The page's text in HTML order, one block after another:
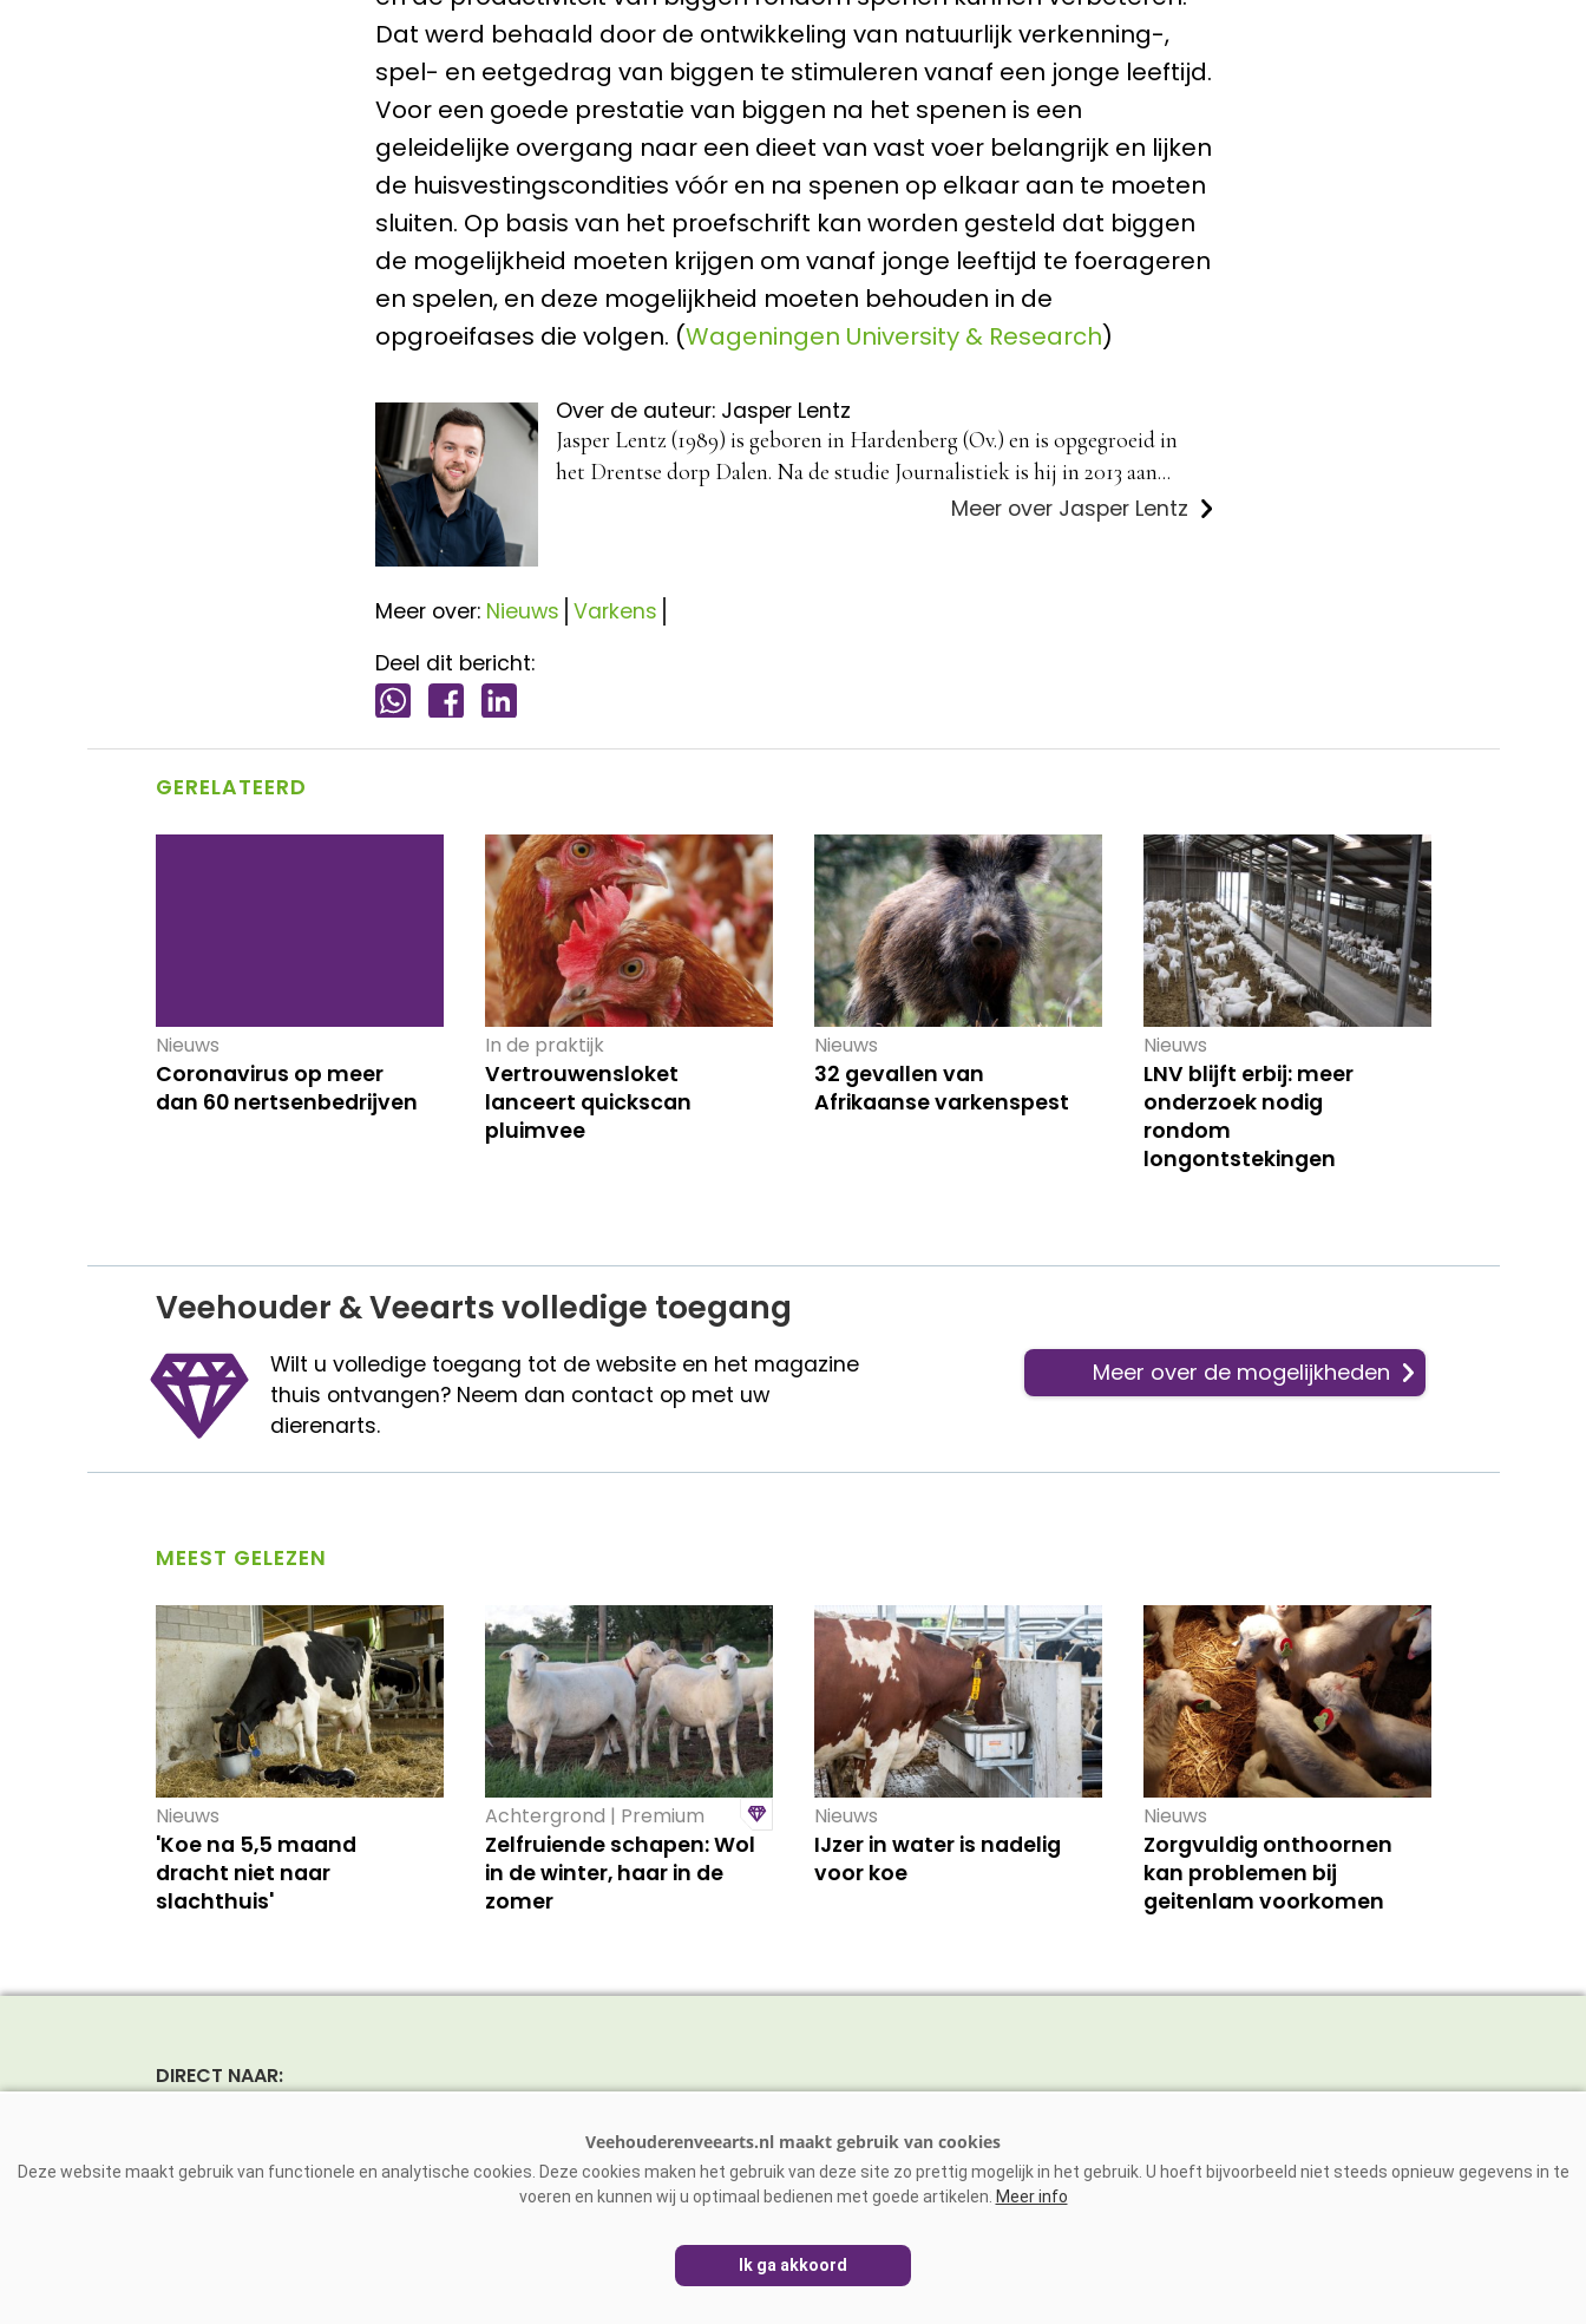
Dat werd behaald door de ontwikkeling van natuurlijk verkenning-,
spel- en eetgedrag van biggen te stimuleren vanaf een jonge leeftijd.
Voor een goede prestatie van biggen na het spenen is een
geleidelijke overgang naar een dieet van vast voer belangrijk en lijken
de huisvestingscondities vóór en na spenen op elkaar aan te moeten
sluiten. Op basis van het proefschrift kan worden gesteld dat biggen
de mogelijkheid moeten krijgen om vanaf jonge leeftijd te foerageren
en spelen, en deze mogelijkheid moeten behouden in de
opgroeifases die volgen. (Wageningen University & Research)
Over de auteur: Jasper Lentz
Jasper Lentz (1989) is geboren in Hardenberg (Ov.) en is opgegroeid in
het Drentse dorp Dalen. Na de studie Journalistiek is hij in 2013 aan...
Meer over Jasper Lentz
Meer over: Nieuws Varkens
Deel dit bericht:
GERELATEERD
Nieuws
Coronavirus op meer
dan 60 nertsenbedrijven
In de praktijk
Vertrouwensloket
lanceert quickscan
pluimvee
Nieuws
32 gevallen van
Afrikaanse varkenspest
Nieuws
LNV blijft erbij: meer
onderzoek nodig
rondom
longontstekingen
Veehouder & Veearts volledige toegang
Wilt u volledige toegang tot de website en het magazine
thuis ontvangen? Neem dan contact op met uw
dierenarts.
Meer over de mogelijkheden
MEEST GELEZEN
Nieuws
'Koe na 5,5 maand
dracht niet naar
slachthuis'
Achtergrond | Premium
Zelfruiende schapen: Wol
in de winter, haar in de
zomer
Nieuws
IJzer in water is nadelig
voor koe
Nieuws
Zorgvuldig onthoornen
kan problemen bij
geitenlam voorkomen
DIRECT NAAR:
Dierziekten
Pluimvee
Paarden
Zoönosen
Deze website maakt gebruik van functionele en analytische cookies. Deze cookies maken het gebruik van deze site zo prettig mogelijk in het gebruik. U hoeft bijvoorbeeld niet steeds opnieuw gegevens in te
voeren en kunnen wij u optimaal bedienen met goede artikelen. Meer info
Ik ga akkoord